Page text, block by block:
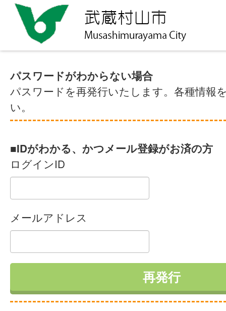
パスワードがわからない場合
パスワードを再発行いたします。各種情報
い。
■IDがわかる、かつメール登録がお済の方
ログインID
メールアドレス